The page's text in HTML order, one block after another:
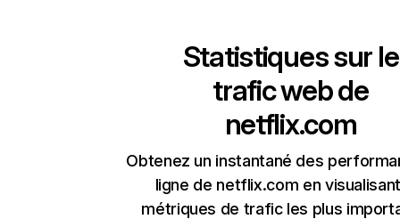
Statistiques sur le
trafic web de
netflix.com
Obtenez un instantané des
ligne de netflix.com en
métriques de trafic les plus